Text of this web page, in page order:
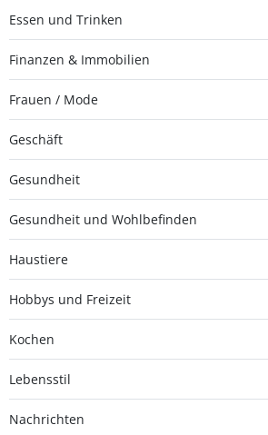
Essen und Trinken
Finanzen & Immobilien
Frauen / Mode
Geschäft
Gesundheit
Gesundheit und Wohlbefinden
Haustiere
Hobbys und Freizeit
Kochen
Lebensstil
Nachrichten